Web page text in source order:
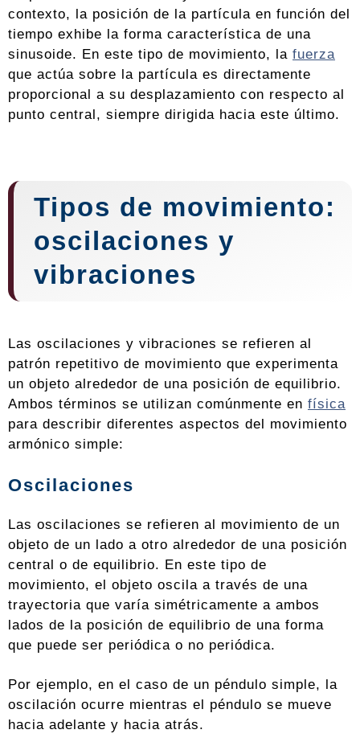
contexto, la posición de la partícula en función del
tiempo exhibe la forma característica de una
sinusoide. En este tipo de movimiento, la fuerza
que actúa sobre la partícula es directamente
proporcional a su desplazamiento con respecto al
punto central, siempre dirigida hacia este último.
Tipos de movimiento:
oscilaciones y
vibraciones
Las oscilaciones y vibraciones se refieren al
patrón repetitivo de movimiento que experimenta
un objeto alrededor de una posición de equilibrio.
Ambos términos se utilizan comúnmente en física
para describir diferentes aspectos del movimiento
armónico simple:
Oscilaciones
Las oscilaciones se refieren al movimiento de un
objeto de un lado a otro alrededor de una posición
central o de equilibrio. En este tipo de
movimiento, el objeto oscila a través de una
trayectoria que varía simétricamente a ambos
lados de la posición de equilibrio de una forma
que puede ser periódica o no periódica.
Por ejemplo, en el caso de un péndulo simple, la
oscilación ocurre mientras el péndulo se mueve
hacia adelante y hacia atrás.